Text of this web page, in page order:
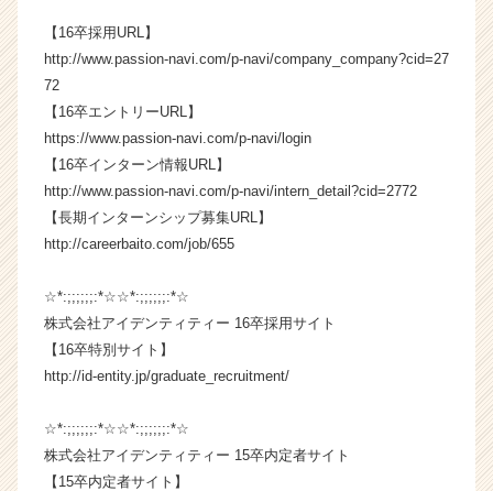
C
a
r
e
e
【16卒採用URL】
http://www.passion-navi.com/p-navi/company_company?cid=27
72
【16卒エントリーURL】
https://www.passion-navi.com/p-navi/login
【16卒インターン情報URL】
http://www.passion-navi.com/p-navi/intern_detail?cid=2772
【長期インターンシップ募集URL】
http://careerbaito.com/job/655
☆*:;;;;;;:*☆☆*:;;;;;;:*☆
株式会社アイデンティティー 16卒採用サイト
【16卒特別サイト】
http://id-entity.jp/graduate_recruitment/
☆*:;;;;;;:*☆☆*:;;;;;;:*☆
株式会社アイデンティティー 15卒内定者サイト
【15卒内定者サイト】